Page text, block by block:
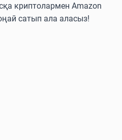
криптолармен Amazon
сатып ала аласыз!